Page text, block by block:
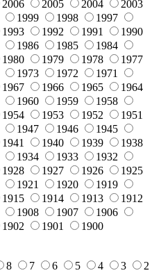
2006 2005 2004
2003
1999 1998
1997
1993 1992 1991
1990
1986 1985
1984
1980 1979 1978
1977
1973 1972
1971
1967 1966 1965
1964
1960 1959
1958
1954 1953 1952
1951
1947 1946
1945
1941 1940 1939
1938
1934 1933
1932
1928 1927 1926
1925
1921 1920
1919
1915 1914 1913
1912
1908 1907
1906
1902 1901 1900
8 7 6 5 4 3
2